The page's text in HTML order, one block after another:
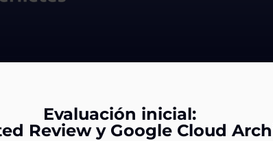
Evaluación inicial:
Review y Google Cloud